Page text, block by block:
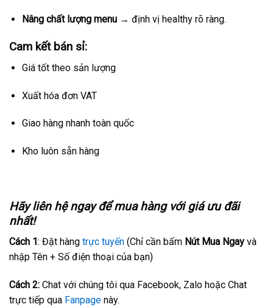
Nâng chất lượng menu→ định vị healthy rõ ràng.
Cam kết bán sỉ:
Giá tốt theo sản lượng
Xuất hóa đơn VAT
Giao hàng nhanh toàn quốc
Kho luôn sẵn hàng
Hãy liên hệ ngay để mua hàng với giá ưu đãi
nhất!
Cách 1 : Đặt hàng trực tuyến (Chỉ cần bấm Nút Mua Ngay và
nhập Tên + Số điện thoại của bạn)
Cách 2: Chat với chúng tôi qua Facebook, Zalo hoặc Chat
trực tiếp qua Fanpage này.